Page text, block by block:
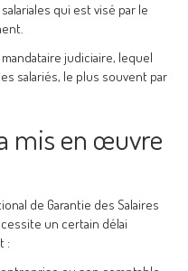
qui est visé par le
judiciaire, lequel
salariés, le plus souvent par
mis en œuvre
de Garantie des Salaires
un certain délai
: